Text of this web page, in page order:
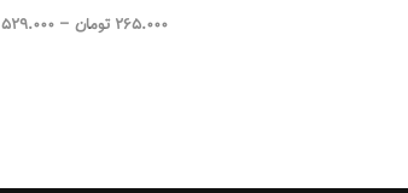
265.000 تومان –
529.000